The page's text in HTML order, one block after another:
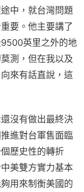
中，就台灣問題
要。他主要講了
英里之外的地
測，但在我以及
來有話直說，這
沒有做出最終決
進對台軍售面臨
歷史性的轉折
美雙方實力基本
用來制衡美國的